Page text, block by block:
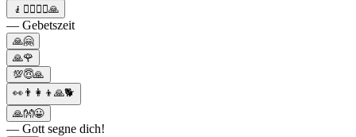
🧎🧎‍♂️🧎‍♀️🙏
— Gebetszeit
🙏🤗
🙏🌹
💯😇🙏
👀👨‍👩‍👦🙏🐕
🙏👐😀
— Gott segne dich!